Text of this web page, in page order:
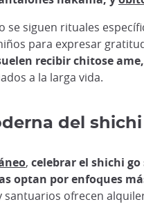
se siguen rituales
para expresar
recibir chitose
a la larga vida.
del
, celebrar el shichi
optan por enfoques
santuarios ofrecen